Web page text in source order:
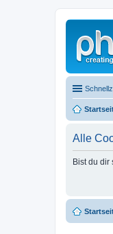
Alle
Bist du dir